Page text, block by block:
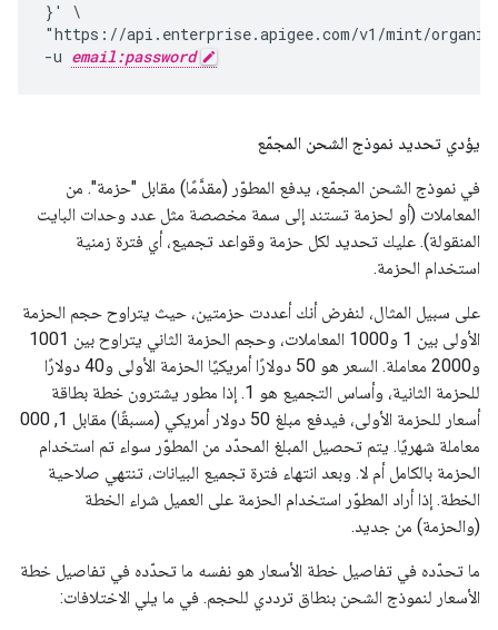
}' \
"https://api.enterprise.apigee.com/v1/mint/
-u email:password
يؤدي تحديد نموذج الشحن المجمّع
في نموذج الشحن المجمّع، يدفع المطوّر (مقدَّمًا) مقابل "حزمة". من
المعاملات (أو لحزمة تستند إلى سمة مخصصة مثل عدد وحدات البايت
المنقولة). عليك تحديد لكل حزمة وقواعد تجميع، أي فترة زمنية
استخدام الحزمة.
على سبيل المثال، لنفرض أنك أعددت حزمتين، حيث يتراوح حجم الحزمة
الأولى بين 1 و1000 المعاملات، وحجم الحزمة الثاني يتراوح بين 1001
و2000 معاملة. السعر هو 50 دولارًا أمريكيًا الحزمة الأولى و40 دولارًا
للحزمة الثانية، وأساس التجميع هو 1. إذا مطور يشترون خطة بطاقة
أسعار للحزمة الأولى، فيدفع مبلغ 50 دولار أمريكي (مسبقًا) مقابل 1, 000
معاملة شهريًا. يتم تحصيل المبلغ المحدّد من المطوّر سواء تم استخدام
الحزمة بالكامل أم لا. وبعد انتهاء فترة تجميع البيانات، تنتهي صلاحية
الخطة. إذا أراد المطوّر استخدام الحزمة على العميل شراء الخطة
(والحزمة) من جديد.
ما تحدّده في تفاصيل خطة الأسعار هو نفسه ما تحدّده في تفاصيل خطة
الأسعار لنموذج الشحن بنطاق ترددي للحجم. في ما يلي الاختلافات: